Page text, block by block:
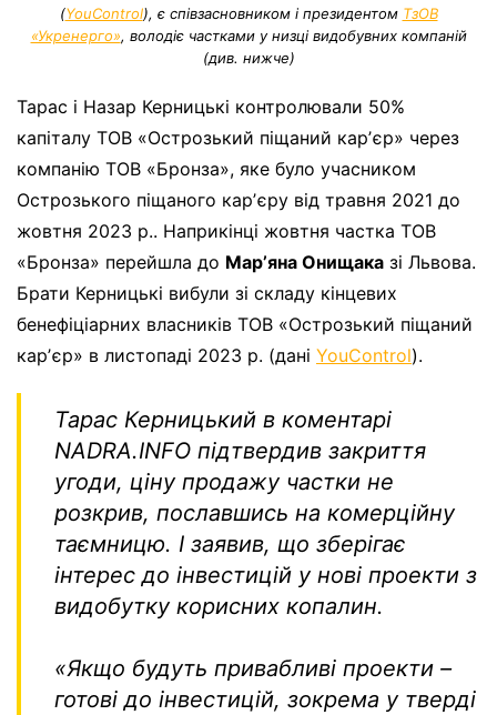
(YouControl), є співзасновником і президентом ТзОВ
«Укренерго», володіє частками у низці видобувних компаній
(див. нижче)
Тарас і Назар Керницькі контролювали 50%
капіталу ТОВ «Острозький піщаний карʼєр» через
компанію ТОВ «Бронза», яке було учасником
Острозького піщаного карʼєру від травня 2021 до
жовтня 2023 р.. Наприкінці жовтня частка ТОВ
«Бронза» перейшла до Марʼяна Онищака зі Львова.
Брати Керницькі вибули зі складу кінцевих
бенефіціарних власників ТОВ «Острозький піщаний
карʼєр» в листопаді 2023 р. (дані YouControl).
Тарас Керницький в коментарі
NADRA.INFO підтвердив закриття
угоди, ціну продажу частки не
розкрив, пославшись на комерційну
таємницю. І заявив, що зберігає
інтерес до інвестицій у нові проекти з
видобутку корисних копалин.
«Якщо будуть привабливі проекти –
готові до інвестицій, зокрема у тверді